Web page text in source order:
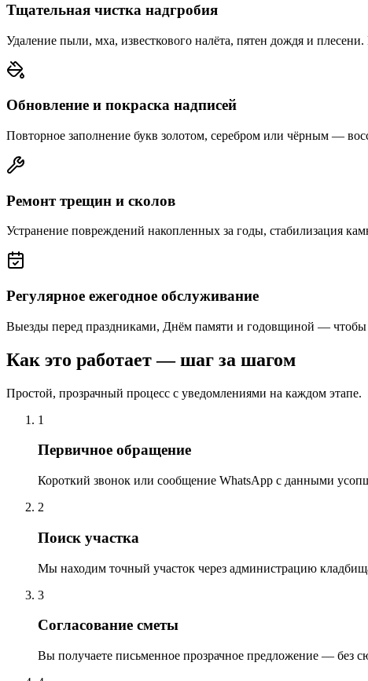
Тщательная чистка надгробия
Удаление пыли, мха, известкового налёта, пятен дождя и
Обновление и покраска надписей
Повторное заполнение букв золотом, серебром или чёрным —
Ремонт трещин и сколов
Устранение повреждений накопленных за годы, стабилизация
Регулярное ежегодное обслуживание
Выезды перед праздниками, Днём памяти и годовщиной — чтобы
Как это работает — шаг за шагом
Простой, прозрачный процесс с уведомлениями на каждом этапе.
1
Первичное обращение
Короткий звонок или сообщение WhatsApp с данными
2
Поиск участка
Мы находим точный участок через администрацию
3
Согласование сметы
Вы получаете письменное прозрачное предложение — без